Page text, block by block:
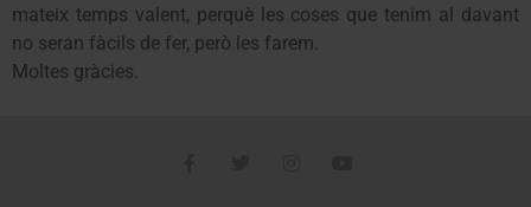
mateix temps valent, perquè les coses que tenim al davant
no seran fàcils de fer, però les farem.
Moltes gràcies.